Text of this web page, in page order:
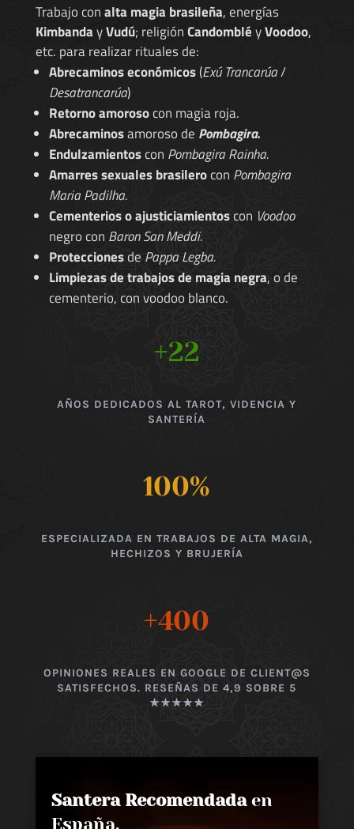
Trabajo conalta magia brasileña, energías
KimbandayVudú; religiónCandombléyVoodoo,
etc. para realizar rituales de:
Abrecaminos económicos(Exú Trancarúa/
Desatrancarúa)
Retorno amorosocon magia roja.
Abrecaminosamoroso de Pombagira.
Endulzamientoscon Pombagira Rainha.
Amarres sexuales brasilerocon Pombagira
Maria Padilha.
Cementerios o ajusticiamientoscon Voodoo
negro con Baron San Meddi.
Proteccionesde Pappa Legba.
Limpiezas de trabajos de magia negra, o de
cementerio, con voodoo blanco.
+22
AÑOS DEDICADOS AL TAROT, VIDENCIA Y
SANTERÍA
100%
ESPECIALIZADA EN TRABAJOS DE ALTA MAGIA,
HECHIZOS Y BRUJERÍA
+400
OPINIONES REALES EN GOOGLE DE CLIENT@S
SATISFECHOS. RESEÑAS DE 4,9 SOBRE 5
★★★★★
Santera Recomendadaen
España,